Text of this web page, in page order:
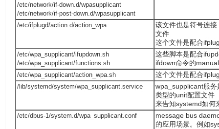
/etc/network/if-down.d/wpasupplicant
/etc/network/if-post-down.d/wpasupplicant
/etc/ifplugd/action.d/action_wpa
该文件也是符号连
文件
这个文件是配合
/etc/wpa_supplicant/ifupdown.sh
/etc/wpa_supplicant/functions.sh
这些脚本是配合
ifdown命令的
/etc/wpa_supplicant/action_wpa.sh
这个文件是配合
/lib/systemd/system/wpa_supplicant.service
wpa_supplicant服
类型的unit配置文件
来告知systemd如何
/etc/dbus-1/system.d/wpa_supplicant.conf
message bus
的应用场景。例如